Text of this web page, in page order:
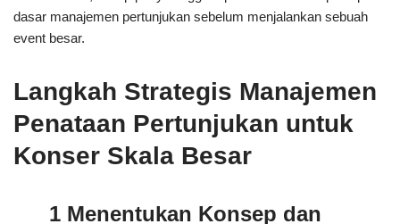
dasar manajemen pertunjukan sebelum menjalankan sebuah
event besar.
Langkah Strategis Manajemen
Penataan Pertunjukan untuk
Konser Skala Besar
1 Menentukan Konsep dan